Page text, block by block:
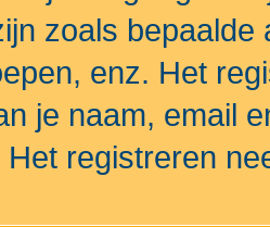
zoals
enz. Het
je naam, email
registreren